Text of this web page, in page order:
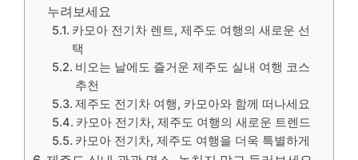
누려보세요
카모아 전기차 렌트, 제주도 여행의 새로운 선
택
비오는 날에도 즐거운 제주도 실내 여행 코스
추천
제주도 전기차 여행, 카모아와 함께 떠나세요
카모아 전기차, 제주도 여행의 새로운 트렌드
카모아 전기차, 제주도 여행을 더욱 특별하게